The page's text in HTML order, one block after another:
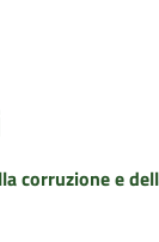
corruzione e